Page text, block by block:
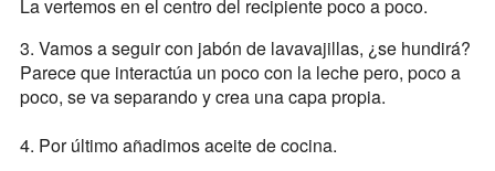
La vertemos en el centro del recipiente poco a poco.
3. Vamos a seguir con jabón de lavavajillas, ¿se hundirá?
Parece que interactúa un poco con la leche pero, poco a
poco, se va separando y crea una capa propia.
4. Por último añadimos aceite de cocina.